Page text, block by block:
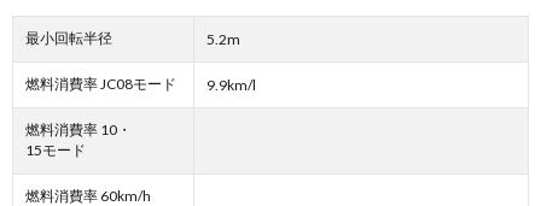
最小回転半径 5.2m
燃料消費率 JC08モード 9.9km/l
燃料消費率 10・
15モード
燃料消費率 60km/h